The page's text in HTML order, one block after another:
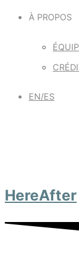
À PROPOS
EN/ES
HereAfter